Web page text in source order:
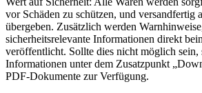
vor Schäden zu schützen, und versandfertig
übergeben. Zusätzlich werden
sicherheitsrelevante Informationen direkt
veröffentlicht. Sollte dies nicht möglich sein,
Informationen unter dem Zusatzpunkt
PDF-Dokumente zur Verfügung.